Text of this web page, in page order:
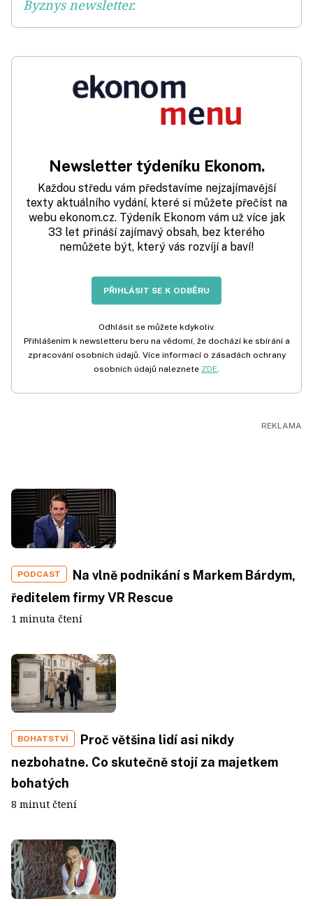
Byznys newsletter.
Newsletter týdeníku Ekonom.
Každou středu vám představíme nejzajímavější
texty aktuálního vydání, které si můžete přečíst na
webu ekonom.cz. Týdeník Ekonom vám už více jak
33 let přináší zajímavý obsah, bez kterého
nemůžete být, který vás rozvíjí a baví!
PŘIHLÁSIT SE K ODBĚRU
Odhlásit se můžete kdykoliv.
Přihlášením k newsletteru beru na vědomí, že dochází ke sbírání a
zpracování osobních údajů. Více informací o zásadách ochrany
osobních údajů naleznete ZDE.
PODCAST
Na vlně podnikání s Markem Bárdym,
ředitelem firmy VR Rescue
1 minuta čtení
BOHATSTVÍ
Proč většina lidí asi nikdy
nezbohatne. Co skutečně stojí za majetkem
bohatých
8 minut čtení